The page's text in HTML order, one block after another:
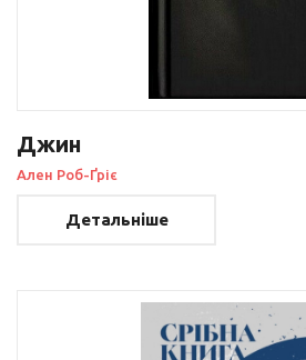
Джин
Ален Роб-Ґріє
Детальніше